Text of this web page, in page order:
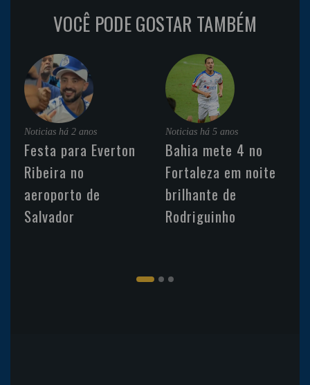
VOCÊ PODE GOSTAR TAMBÉM
Noticias há 2 anos
Festa para Everton
Ribeira no
aeroporto de
Salvador
Noticias há 5 anos
Bahia mete 4 no
Fortaleza em noite
brilhante de
Rodriguinho